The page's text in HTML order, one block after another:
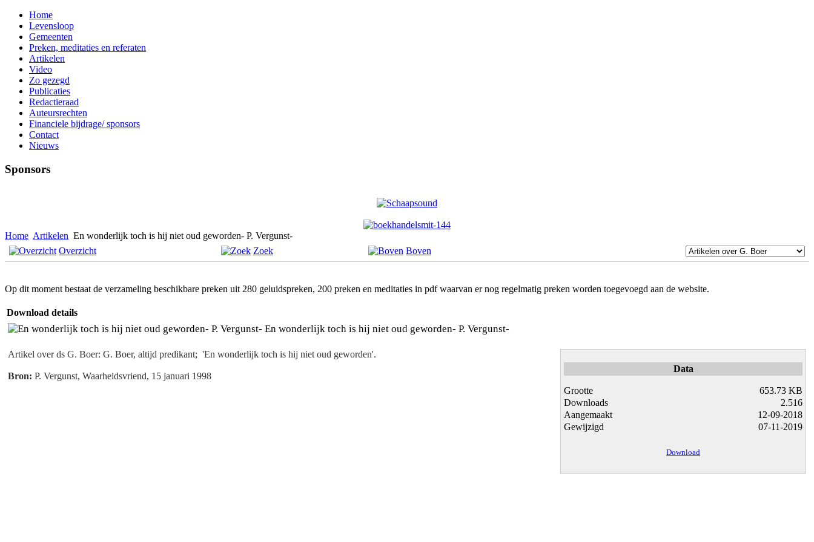
Home
Levensloop
Gemeenten
Preken, meditaties en referaten
Artikelen
Video
Zo gezegd
Publicaties
Redactieraad
Auteursrechten
Financiele bijdrage/ sponsors
Contact
Nieuws
Sponsors
Home Artikelen En wonderlijk toch is hij niet oud geworden- P. Vergunst-
Overzicht
Zoek Boven
Op dit moment bestaat de verzameling beschikbare preken uit 280 geluidspreken, 200 preken en meditaties in pdf waarvan er nog regelmatig preken worden toegevoegd aan de website.
Download details
En wonderlijk toch is hij niet oud geworden- P. Vergunst-
Artikel over ds G. Boer: G. Boer, altijd predikant; 'En wonderlijk toch is hij niet oud geworden'.
Bron: P. Vergunst, Waarheidsvriend, 15 januari 1998
Data
Grootte
653.73 KB
Downloads
2.516
Aangemaakt
12-09-2018
Gewijzigd
07-11-2019
Download